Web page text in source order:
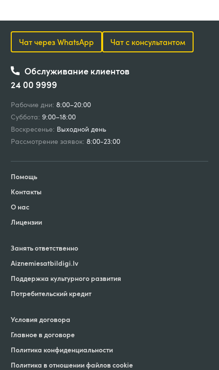
Чат через WhatsApp Чат с консультантом
Обслуживание клиентов
24 00 9999
Рабочие дни: 8:00–20:00
Суббота: 9:00–18:00
Воскресенье: Выходной день
Рассмотрение заявок: 8:00-23:00
Помощь
Контакты
О нас
Лицензии
Занять ответственно
Aiznemiesatbildigi.lv
Поддержка культурного развития
Потребительский кредит
Условия договорa
Главное в договоре
Политика конфиденциальности
Политика в отношении файлов cookie